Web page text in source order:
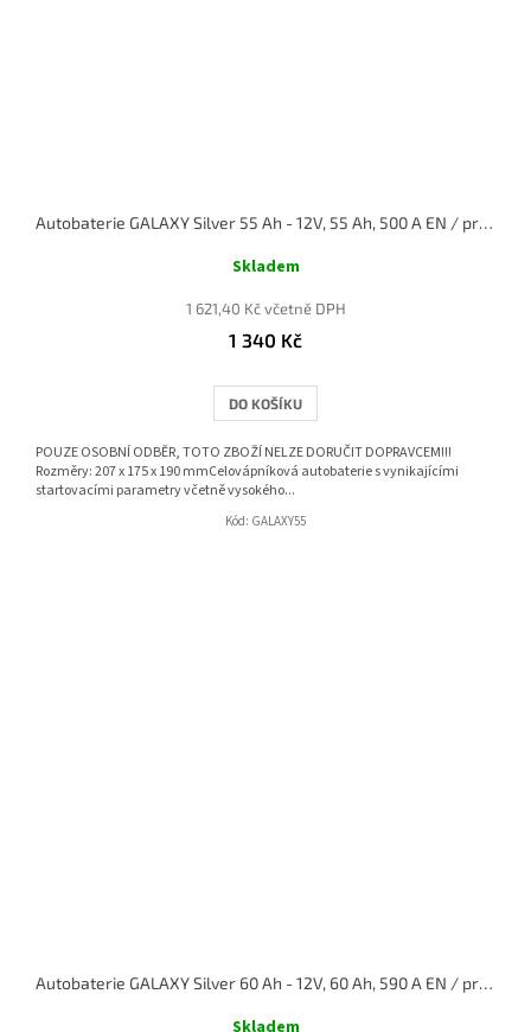
Autobaterie GALAXY Silver 55 Ah - 12V, 55 Ah, 500 A EN / pravá
Skladem
1 621,40 Kč včetně DPH
1 340 Kč
DO KOŠÍKU
POUZE OSOBNÍ ODBĚR, TOTO ZBOŽÍ NELZE DORUČIT DOPRAVCEM!!!
Rozměry: 207 x 175 x 190 mmCelovápníková autobaterie s vynikajícími
startovacími parametry včetně vysokého...
Kód: GALAXY55
Autobaterie GALAXY Silver 60 Ah - 12V, 60 Ah, 590 A EN / pravá